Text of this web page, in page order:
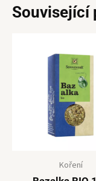
Související
Koření